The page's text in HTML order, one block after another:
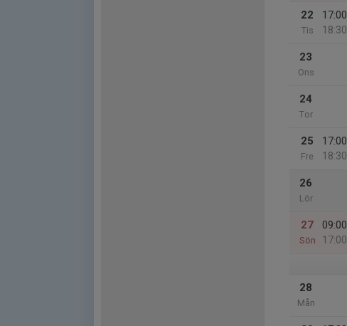
22
Tis
17:00
18:30
23
Ons
24
Tor
25
Fre
17:00
18:30
26
Lör
27
Sön
09:00
17:00
28
Mån